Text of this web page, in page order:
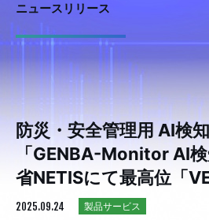
ニュースリリース
防災・安全管理用 AI検
「GENBA-Monitor AI
省NETISにて最高位「
2025.09.24 製品サービス